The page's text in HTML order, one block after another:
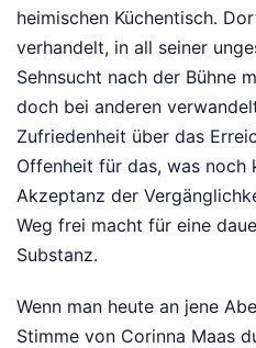
heimischen Küchentisch.
verhandelt, in all seiner
Sehnsucht nach der Bühne
doch bei anderen
Zufriedenheit über das
Offenheit für das, was noch
Akzeptanz der
Weg frei macht für eine
Substanz.
Wenn man heute an jene
Stimme von Corinna Maas